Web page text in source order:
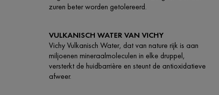
zuren beter worden getolereerd.
VULKANISCH WATER VAN VICHY
Vichy Vulkanisch Water, dat van nature rijk is aan
miljoenen mineraalmoleculen in elke druppel,
versterkt de huidbarrière en steunt de antioxidatieve
afweer.​